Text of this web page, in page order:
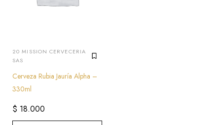
20 MISSION CERVECERIA
SAS
Cerveza Rubia Jauría Alpha –
330ml
$ 18.000